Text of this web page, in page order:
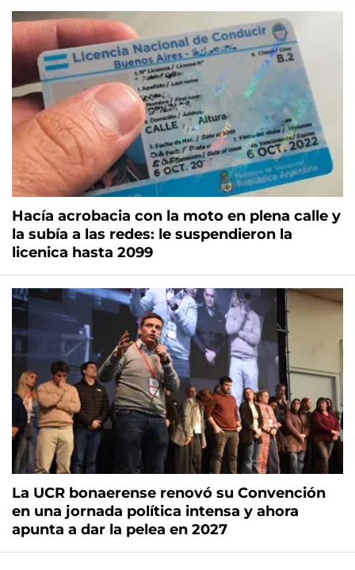
Hacía acrobacia con la moto en plena calle y
la subía a las redes: le suspendieron la
licenica hasta 2099
La UCR bonaerense renovó su Convención
en una jornada política intensa y ahora
apunta a dar la pelea en 2027